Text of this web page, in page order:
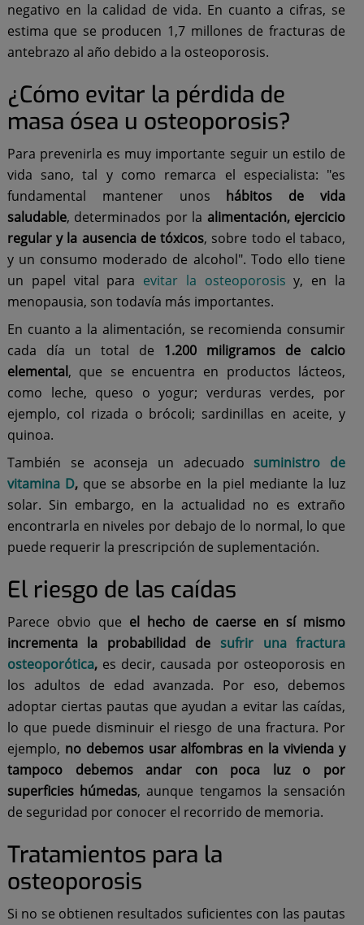
negativo en la calidad de vida. En cuanto a cifras, se
estima que se producen 1,7 millones de fracturas de
antebrazo al año debido a la osteoporosis.
¿Cómo evitar la pérdida de
masa ósea u osteoporosis?
Para prevenirla es muy importante seguir un estilo de
vida sano, tal y como remarca el especialista: "es
fundamental mantener unos hábitos de vida
saludable, determinados por la alimentación, ejercicio
regular y la ausencia de tóxicos, sobre todo el tabaco,
y un consumo moderado de alcohol". Todo ello tiene
un papel vital para evitar la osteoporosis y, en la
menopausia, son todavía más importantes.
En cuanto a la alimentación, se recomienda consumir
cada día un total de 1.200 miligramos de calcio
elemental, que se encuentra en productos lácteos,
como leche, queso o yogur; verduras verdes, por
ejemplo, col rizada o brócoli; sardinillas en aceite, y
quinoa.
También se aconseja un adecuado suministro de
vitamina D, que se absorbe en la piel mediante la luz
solar. Sin embargo, en la actualidad no es extraño
encontrarla en niveles por debajo de lo normal, lo que
puede requerir la prescripción de suplementación.
El riesgo de las caídas
Parece obvio que el hecho de caerse en sí mismo
incrementa la probabilidad de sufrir una fractura
osteoporótica,es decir, causada por osteoporosis en
los adultos de edad avanzada. Por eso, debemos
adoptar ciertas pautas que ayudan a evitar las caídas,
lo que puede disminuir el riesgo de una fractura. Por
ejemplo, no debemos usar alfombras en la vivienda y
tampoco debemos andar con poca luz o por
superficies húmedas, aunque tengamos la sensación
de seguridad por conocer el recorrido de memoria.
Tratamientos para la
osteoporosis
Si no se obtienen resultados suficientes con las pautas